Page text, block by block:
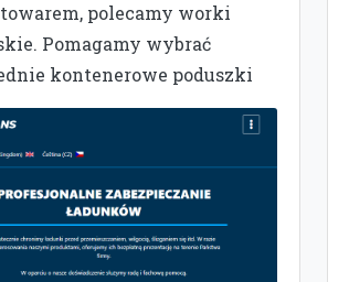
polecamy worki
Pomagamy wybrać
kontenerowe poduszki